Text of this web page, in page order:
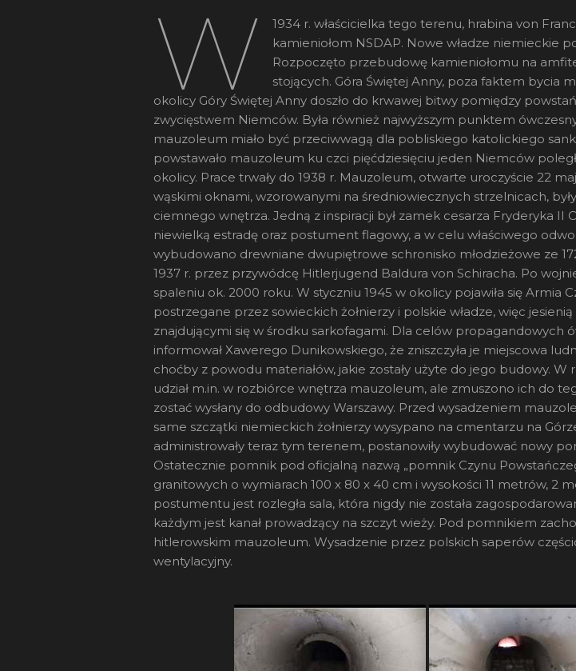
W
1934 r. właścicielka tego terenu, hrabina von
kamieniołom NSDAP. Nowe władze niemieckie
Rozpoczęto przebudowę kamieniołomu na
stojących. Góra Świętej Anny, poza faktem bycia
okolicy Góry Świętej Anny doszło do krwawej bitwy pomiędzy
zwycięstwem Niemców. Była również najwyższym punktem
mauzoleum miało być przeciwwagą dla pobliskiego katolickiego
powstawało mauzoleum ku czci pięćdziesięciu jeden Niemców
okolicy. Prace trwały do 1938 r. Mauzoleum, otwarte uroczyście 22
wąskimi oknami, wzorowanymi na średniowiecznych strzelnicach,
ciemnego wnętrza. Jedną z inspiracji był zamek cesarza Fryderyka
niewielką estradę oraz postument flagowy, a w celu właściwego
wybudowano drewniane dwupiętrowe schronisko młodzieżowe ze
1937 r. przez przywódcę Hitlerjugend Baldura von Schiracha. Po
spaleniu ok. 2000 roku. W styczniu 1945 w okolicy pojawiła się
postrzegane przez sowieckich żołnierzy i polskie władze, więc
znajdującymi się w środku sarkofagami. Dla celów propagandowych
informował Xawerego Dunikowskiego, że zniszczyła je miejscowa
choćby z powodu materiałów, jakie zostały użyte do jego budowy.
udział m.in. w rozbiórce wnętrza mauzoleum, ale zmuszono ich do
zostać wysłany do odbudowy Warszawy. Przed wysadzeniem
same szczątki niemieckich żołnierzy wysypano na cmentarzu na
administrowały teraz tym terenem, postanowiły wybudować nowy
Ostatecznie pomnik pod oficjalną nazwą „pomnik Czynu
granitowych o wymiarach 100 x 80 x 40 cm i wysokości 11 metrów,
postumentu jest rozległa sala, która nigdy nie została
każdym jest kanał prowadzący na szczyt wieży. Pod pomnikiem
hitlerowskim mauzoleum. Wysadzenie przez polskich saperów
wentylacyjny.